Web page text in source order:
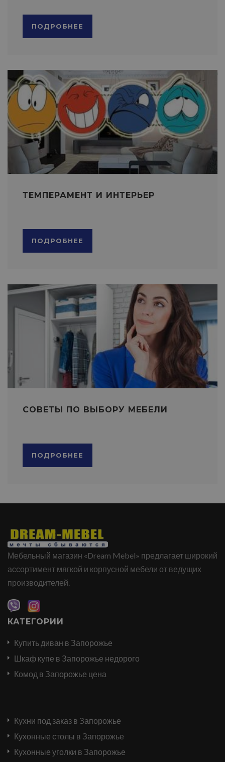
ПОДРОБНЕЕ
ТЕМПЕРАМЕНТ И ИНТЕРЬЕР
ПОДРОБНЕЕ
СОВЕТЫ ПО ВЫБОРУ МЕБЕЛИ
ПОДРОБНЕЕ
Мебельный магазин «Dream Mebel» предлагает широкий
ассортимент мягкой и корпусной мебели от ведущих
производителей.
КАТЕГОРИИ
Купить диван в Запорожье
Шкаф купе в Запорожье недорого
Комод в Запорожье цена
Кухни под заказ в Запорожье
Кухонные столы в Запорожье
Кухонные уголки в Запорожье